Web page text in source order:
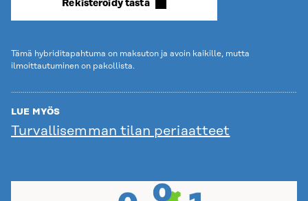
Rekisteröidy tästä
Tämä hybriditapahtuma on maksuton ja avoin kaikille, mutta
ilmoittautuminen on pakollista.
LUE MYÖS
Turvallisemman tilan periaatteet